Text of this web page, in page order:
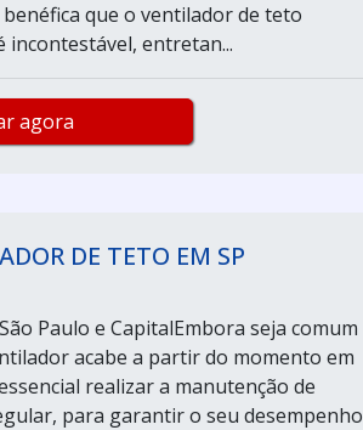
que o ventilador de teto
entretan...
agora
DE TETO EM SP
Paulo e CapitalEmbora seja comum
acabe a partir do momento em
realizar a manutenção de
para garantir o seu desempenho